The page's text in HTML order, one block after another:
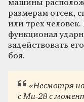
машины
размерам отсек,
или трех
функционал
задействовать
боя.
«Несмотря
с Ми-28 с